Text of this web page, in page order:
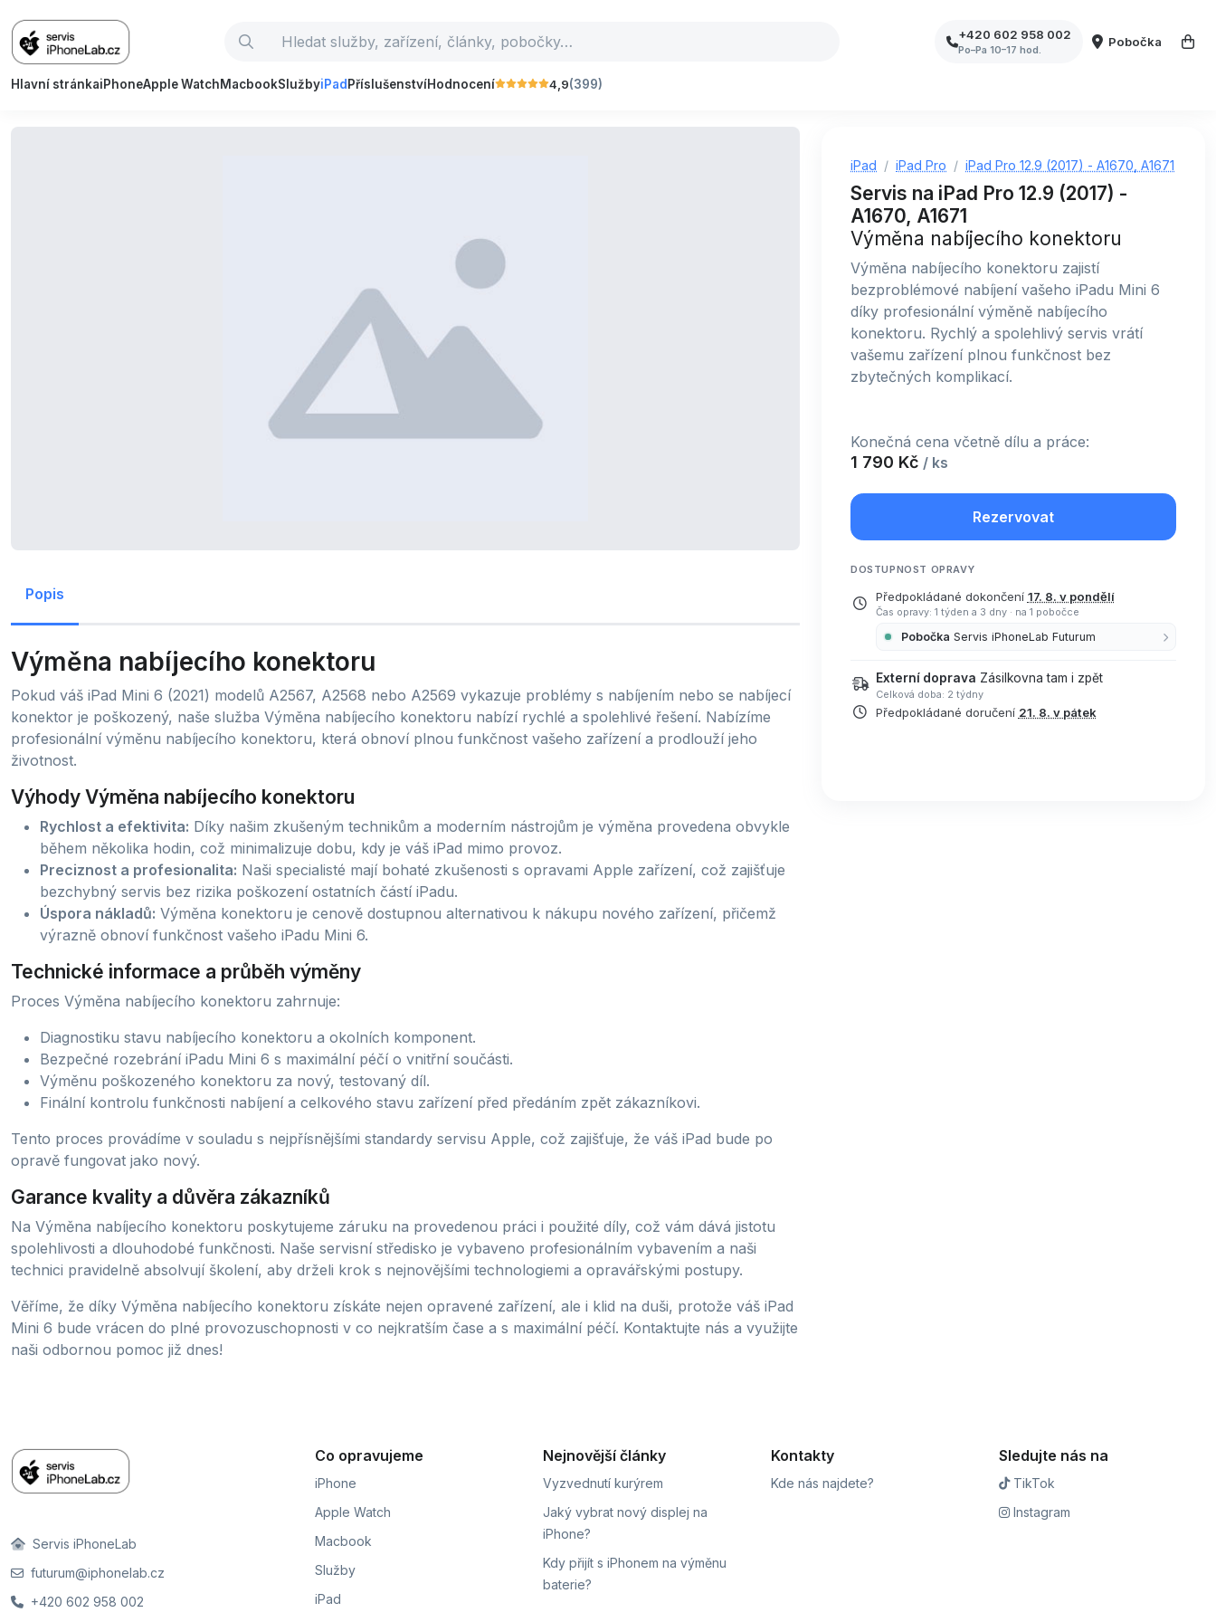
+420 602 958 002
Po–Pa 10–17 hod.
Pobočka
Hlavní stránkaiPhoneApple WatchMacbookSlužbyiPad PříslušenstvíHodnocení 4,9(399)
Popis
Výměna nabíjecího konektoru
Pokud váš iPad Mini 6 (2021) modelů A2567, A2568 nebo A2569 vykazuje problémy s nabíjením nebo se nabíjecí
konektor je poškozený, naše služba Výměna nabíjecího konektoru nabízí rychlé a spolehlivé řešení. Nabízíme
profesionální výměnu nabíjecího konektoru, která obnoví plnou funkčnost vašeho zařízení a prodlouží jeho
životnost.
Výhody Výměna nabíjecího konektoru
Rychlost a efektivita: Díky našim zkušeným technikům a moderním nástrojům je výměna provedena obvykle
během několika hodin, což minimalizuje dobu, kdy je váš iPad mimo provoz.
Preciznost a profesionalita: Naši specialisté mají bohaté zkušenosti s opravami Apple zařízení, což zajišťuje
bezchybný servis bez rizika poškození ostatních částí iPadu.
Úspora nákladů: Výměna konektoru je cenově dostupnou alternativou k nákupu nového zařízení, přičemž
výrazně obnoví funkčnost vašeho iPadu Mini 6.
Technické informace a průběh výměny
Proces Výměna nabíjecího konektoru zahrnuje:
Diagnostiku stavu nabíjecího konektoru a okolních komponent.
Bezpečné rozebrání iPadu Mini 6 s maximální péčí o vnitřní součásti.
Výměnu poškozeného konektoru za nový, testovaný díl.
Finální kontrolu funkčnosti nabíjení a celkového stavu zařízení před předáním zpět zákazníkovi.
Tento proces provádíme v souladu s nejpřísnějšími standardy servisu Apple, což zajišťuje, že váš iPad bude po
opravě fungovat jako nový.
Garance kvality a důvěra zákazníků
Na Výměna nabíjecího konektoru poskytujeme záruku na provedenou práci i použité díly, což vám dává jistotu
spolehlivosti a dlouhodobé funkčnosti. Naše servisní středisko je vybaveno profesionálním vybavením a naši
technici pravidelně absolvují školení, aby drželi krok s nejnovějšími technologiemi a opravářskými postupy.
Věříme, že díky Výměna nabíjecího konektoru získáte nejen opravené zařízení, ale i klid na duši, protože váš iPad
Mini 6 bude vrácen do plné provozuschopnosti v co nejkratším čase a s maximální péčí. Kontaktujte nás a využijte
naši odbornou pomoc již dnes!
iPad iPad Pro iPad Pro 12.9 (2017) - A1670, A1671
Servis na iPad Pro 12.9 (2017) -
A1670, A1671
Výměna nabíjecího konektoru
Výměna nabíjecího konektoru zajistí
bezproblémové nabíjení vašeho iPadu Mini 6
díky profesionální výměně nabíjecího
konektoru. Rychlý a spolehlivý servis vrátí
vašemu zařízení plnou funkčnost bez
zbytečných komplikací.
Konečná cena včetně dílu a práce:
1 790 Kč / ks
Rezervovat
DOSTUPNOST OPRAVY
Předpokládané dokončení 17. 8. v pondělí
Čas opravy: 1 týden a 3 dny · na 1 pobočce
Pobočka Servis iPhoneLab Futurum
Externí doprava Zásilkovna tam i zpět
Celková doba: 2 týdny
Předpokládané doručení 21. 8. v pátek
Servis iPhoneLab
futurum@iphonelab.cz
+420 602 958 002
Co opravujeme
iPhone
Apple Watch
Macbook
Služby
iPad
Nejnovější články
Vyzvednutí kurýrem
Jaký vybrat nový displej na
iPhone?
Kdy přijít s iPhonem na výměnu
baterie?
Kontakty
Kde nás najdete?
Sledujte nás na
TikTok
Instagram